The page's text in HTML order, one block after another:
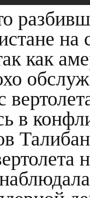
на
как
в